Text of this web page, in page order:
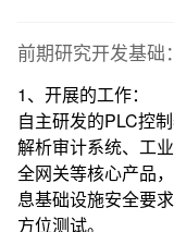
前期研究开发基础：
1、开展的工作：
自主研发的PLC控
解析审计系统、工
全网关等核心产品
息基础设施安全要
方位测试。